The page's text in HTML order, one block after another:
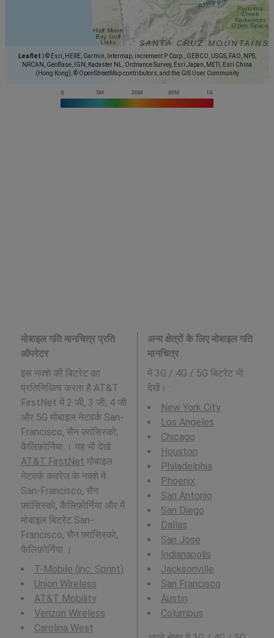
Leaflet
© Esri, HERE, Garmin, Intermap, increment P Corp., GEBCO, USGS, FAO, NPS,
NRCAN, GeoBase, IGN, Kadaster NL, Ordnance Survey, Esri Japan, METI, Esri China
(Hong Kong), © OpenStreetMap contributors, and the GIS User Community
मोबाइल गति मानचित्र प्रति
ऑपरेटर
इस नक्शे की बिटरेट का
प्रतिनिधित्व करता है AT&T
FirstNet में 2 जी, 3 जी, 4 जी
और 5G मोबाइल नेटवर्क San-
Francisco, सैन फ़्रांसिस्को,
कैलिफ़ोर्निया । यह भी देखें:
AT&T FirstNet मोबाइल
नेटवर्क कवरेज के नक्शे में
San-Francisco, सैन
फ़्रांसिस्को, कैलिफ़ोर्निया और में
मोबाइल बिटरेट San-
Francisco, सैन फ़्रांसिस्को,
कैलिफ़ोर्निया ।
T-Mobile (inc. Sprint)
Union Wireless
AT&T Mobility
Verizon Wireless
Carolina West
अन्य क्षेत्रों के लिए मोबाइल गति
मानचित्र
में 3G / 4G / 5G बिटरेट भी
देखें। :
New York City
Los Angeles
Chicago
Houston
Philadelphia
Phoenix
San Antonio
San Diego
Dallas
San Jose
Indianapolis
Jacksonville
San Francisco
Austin
Columbus